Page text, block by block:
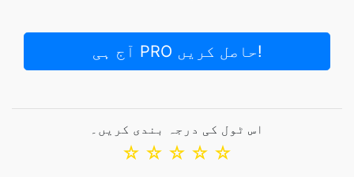
آج ہی PRO حاصل کریں!
اس ٹول کی درجہ بندی کریں۔
☆
☆
☆
☆
☆